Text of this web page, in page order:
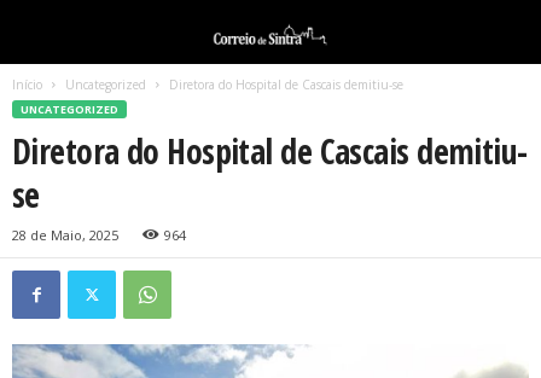
Início Uncategorized Diretora do Hospital de Cascais demitiu-se
UNCATEGORIZED
Diretora do Hospital de Cascais demitiu-
se
28 de Maio, 2025 964